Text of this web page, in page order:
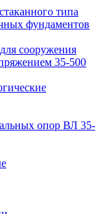
типа
фундаментов
сооружения
35-500
опор ВЛ 35-